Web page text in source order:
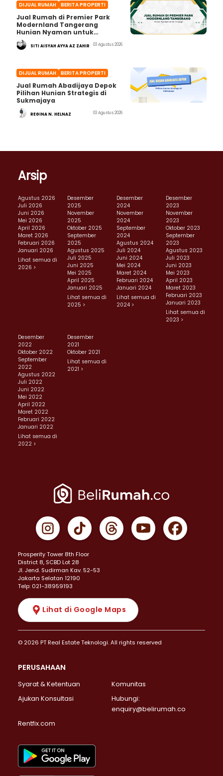
DIJUAL RUMAH BERITA PROPERTI
Jual Rumah di Premier Park
Modernland Tangerang
Hunian Nyaman untuk
Keluarga
SITI AISYAH AYYA AZ ZAHIR 03 Agustus 2026
DIJUAL RUMAH BERITA PROPERTI
Jual Rumah Abadijaya Depok
Pilihan Hunian Strategis di
Sukmajaya
REGINA N. HELNAZ 03 Agustus 2026
Arsip
Agustus 2026
Juli 2026
Juni 2026
Mei 2026
April 2026
Maret 2026
Februari 2026
Januari 2026
Lihat semua di
2026 >
Desember
2025
November
2025
Oktober 2025
September
2025
Agustus 2025
Juli 2025
Juni 2025
Mei 2025
April 2025
Januari 2025
Lihat semua di
2025 >
Desember
2024
November
2024
September
2024
Agustus 2024
Juli 2024
Juni 2024
Mei 2024
Maret 2024
Februari 2024
Januari 2024
Lihat semua di
2024 >
Desember
2023
November
2023
Oktober 2023
September
2023
Agustus 2023
Juli 2023
Juni 2023
Mei 2023
April 2023
Maret 2023
Februari 2023
Januari 2023
Lihat semua di
2023 >
Desember
2022
Oktober 2022
September
2022
Agustus 2022
Juli 2022
Juni 2022
Mei 2022
April 2022
Maret 2022
Februari 2022
Januari 2022
Lihat semua di
2022 >
Desember
2021
Oktober 2021
Lihat semua di
2021 >
Prosperity Tower 8th Floor
District 8, SCBD Lot 28
JI. Jend. Sudirman Kav. 52-53
Jakarta Selatan 12190
Telp: 021-38959193
Lihat di Google Maps
© 2026 PT Real Estate Teknologi. All rights reserved
PERUSAHAAN
Syarat & Ketentuan
Komunitas
Ajukan Konsultasi
Hubungi:
enquiry@belirumah.co
Rentfix.com